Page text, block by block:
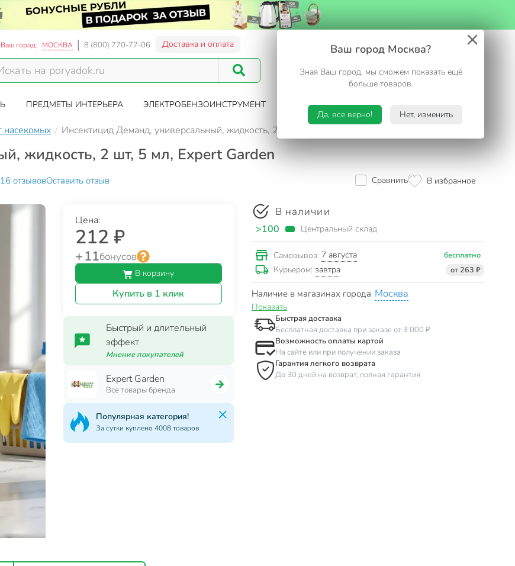
Ваш город Москва?
Зная Ваш город, мы сможем показать ещё
больше товаров.
Да, все верно! Нет, изменить
Ваш город: МОСКВА 8 (800) 770-77-06 Доставка и оплата
Корзина
ПРЕДМЕТЫ ИНТЕРЬЕРА ЭЛЕКТРОБЕНЗОИНСТРУМЕНТ САД И ОГОРОД ТУРИЗМ. ОТДЫХ НА ДАЧЕ
насекомых Инсектицид Деманд, универсальный, жидкость, 2 шт, 5 мл, Expert Garden
жидкость, 2 шт, 5 мл, Expert Garden
16 отзывовОставить отзыв Сравнить В избранное
Цена:
212 ₽
+ 11бонусов
В корзину
Купить в 1 клик
Быстрый и длительный
эффект
Мнение покупателей
Expert Garden
Все товары бренда
Популярная категория!
За сутки куплено 4008 товаров
В наличии
>100 Центральный склад
Самовывоз: 7 августа бесплатно
Курьером: завтра от 263 ₽
Наличие в магазинах города Москва
Показать
Быстрая доставка
Бесплатная доставка при заказе от 3 000 ₽
Возможность оплаты картой
На сайте или при получении заказа
Гарантия легкого возврата
До 30 дней на возврат, полная гарантия